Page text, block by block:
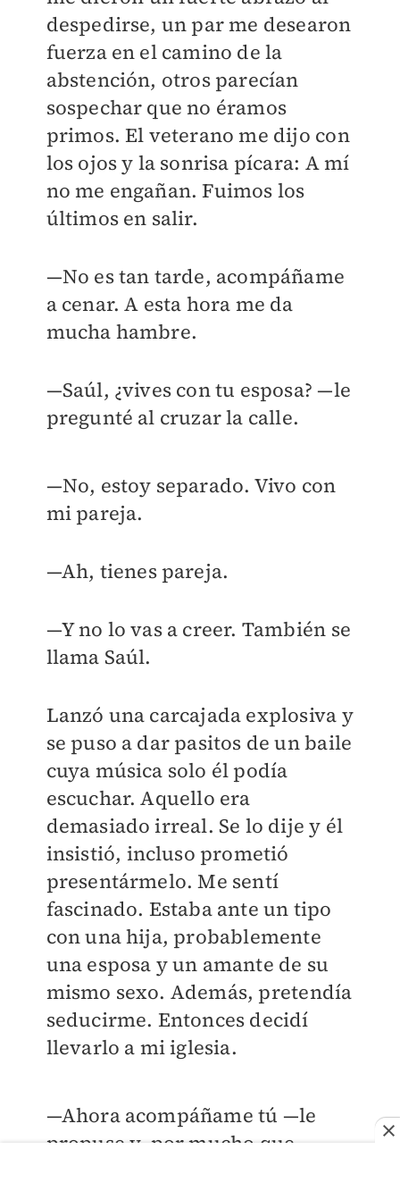
despedirse, un par me desearon
fuerza en el camino de la
abstención, otros parecían
sospechar que no éramos
primos. El veterano me dijo con
los ojos y la sonrisa pícara: A mí
no me engañan. Fuimos los
últimos en salir.
—No es tan tarde, acompáñame
a cenar. A esta hora me da
mucha hambre.
—Saúl, ¿vives con tu esposa? —le
pregunté al cruzar la calle.
—No, estoy separado. Vivo con
mi pareja.
—Ah, tienes pareja.
—Y no lo vas a creer. También se
llama Saúl.
Lanzó una carcajada explosiva y
se puso a dar pasitos de un baile
cuya música solo él podía
escuchar. Aquello era
demasiado irreal. Se lo dije y él
insistió, incluso prometió
presentármelo. Me sentí
fascinado. Estaba ante un tipo
con una hija, probablemente
una esposa y un amante de su
mismo sexo. Además, pretendía
seducirme. Entonces decidí
llevarlo a mi iglesia.
—Ahora acompáñame tú —le
propuse y, por mucho que